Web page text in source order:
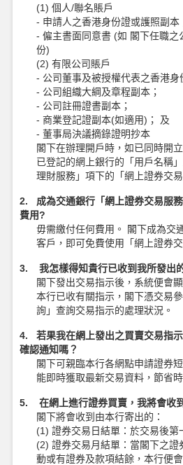
(1) 個人/聯名賬戶
- 申請人之香港身份證或護照副本
- 僱主書面同意書 (如 閣下任職之
份)
(2) 有限公司賬戶
- 公司董事及被授權代表之香港身
- 公司組織大綱及章程副本；
- 公司註冊證書副本；
- 商業登記證副本(如適用)； 及
- 董事局決議摘錄證明抄本
閣下在辦理開戶時，如已同時開
已登記的網上銀行的「用戶名稱
理財服務」項下的「網上證券交
2. 成為交通銀行「網上證券交易服
費用?
毋需繳付任何費用。 閣下成為交
客戶，即可免費使用「網上證券
3. 我怎樣得知貴行已收到我所發出
閣下發出交易指示後，系統便會
本行已收有關指示，閣下憑交易
詢」查詢交易指示的處理狀況。
4. 若果我在網上發出之買賣交易指
確認通知嗎？
閣下可親臨本行各網點申請證券
能即時獲取最新交易資料，節省
5. 在網上進行證券買賣，我將會收
閣下將會收到由本行寄出的：
(1) 證券交易日結單：於交易後第
(2) 證券交易月結單：當閣下之
動或有證券及款項結餘，本行便